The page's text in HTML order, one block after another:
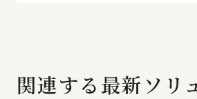
関連する最新ソリ